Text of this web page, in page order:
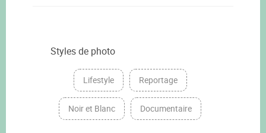
Styles de photo
Lifestyle Reportage
Noir et Blanc Documentaire